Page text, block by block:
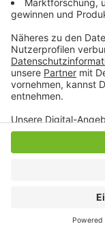
Anzeige